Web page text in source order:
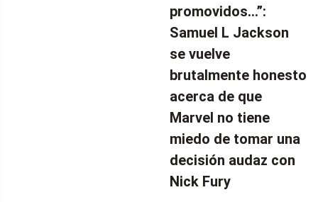
promovidos…”:
Samuel L Jackson
se vuelve
brutalmente honesto
acerca de que
Marvel no tiene
miedo de tomar una
decisión audaz con
Nick Fury